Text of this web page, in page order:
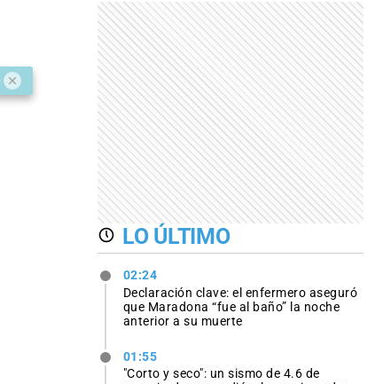
LO ÚLTIMO
02:24
Declaración clave: el enfermero aseguró
que Maradona “fue al baño” la noche
anterior a su muerte
01:55
"Corto y seco": un sismo de 4.6 de